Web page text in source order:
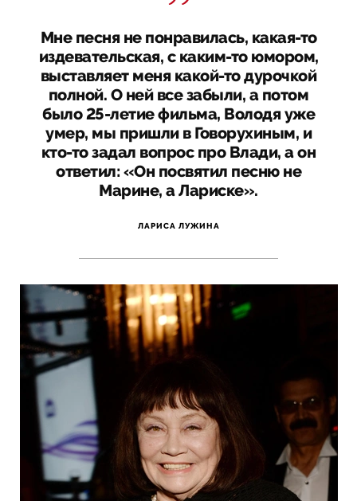
Мне песня не понравилась, какая-то
издевательская, с каким-то юмором,
выставляет меня какой-то дурочкой
полной. О ней все забыли, а потом
было 25-летие фильма, Володя уже
умер, мы пришли в Говорухиным, и
кто-то задал вопрос про Влади, а он
ответил: «Он посвятил песню не
Марине, а Лариске».
ЛАРИСА ЛУЖИНА